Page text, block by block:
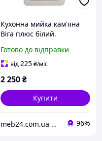
Кухонна мийка кам'яна
Віга плюс білий.
Вега. Гранітна зі
штучного каменю
Готово до відправки
від225₴/міс
2 250₴
Купити
meb24.com.ua Компанія "Меб24". Продаж меблів для дома то офісу. Матраци, ліжка. 96%